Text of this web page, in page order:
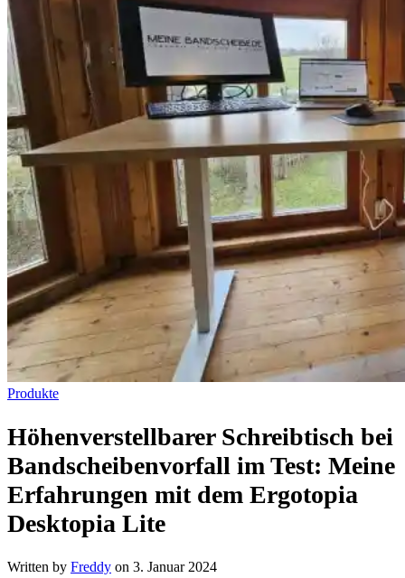
Produkte
Höhenverstellbarer Schreibtisch bei
Bandscheibenvorfall im Test: Meine
Erfahrungen mit dem Ergotopia
Desktopia Lite
Written by Freddy on 3. Januar 2024